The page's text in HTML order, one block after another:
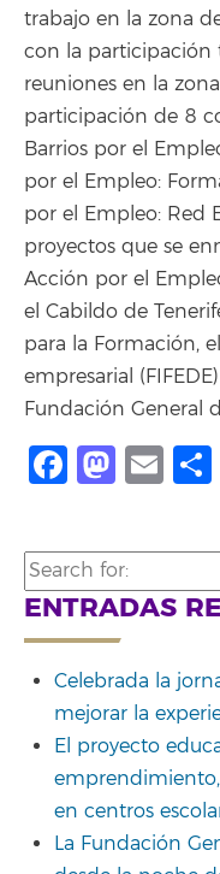
trabajo en la zona
con la participación
reuniones en la
participación de 8
Barrios por el
por el Empleo:
por el Empleo: Red
proyectos que se
Acción por el
el Cabildo de
para la Formación,
empresarial
Fundación General
Search
for:
ENTRADAS
Celebrada la
mejorar la
El proyecto
en centros
La Fundación